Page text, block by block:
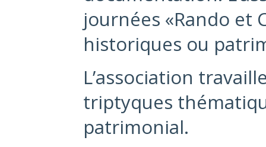
journées «Rando et
historiques ou
L’association
triptyques
patrimonial.